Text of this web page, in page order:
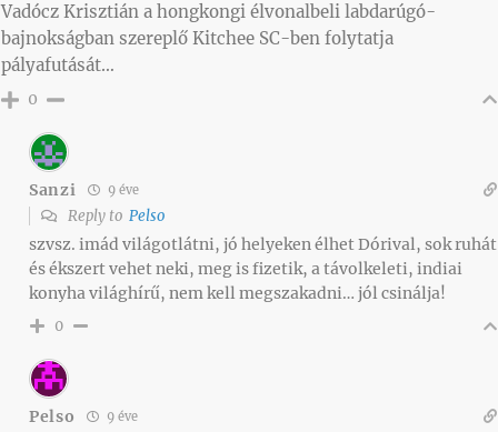
Vadócz Krisztián a hongkongi élvonalbeli labdarúgó-
bajnokságban szereplő Kitchee SC-ben folytatja
pályafutását…
0
Sanzi 9 éve
Reply to Pelso
szvsz. imád világotlátni, jó helyeken élhet Dórival, sok ruhát
és ékszert vehet neki, meg is fizetik, a távolkeleti, indiai
konyha világhírű, nem kell megszakadni… jól csinálja!
0
Pelso 9 éve